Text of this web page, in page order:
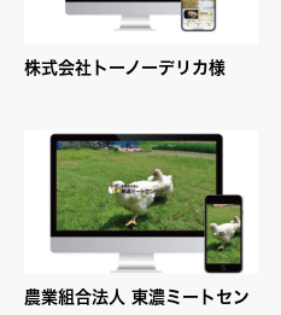
株式会社トーノーデリカ様
農業組合法人 東濃ミートセン